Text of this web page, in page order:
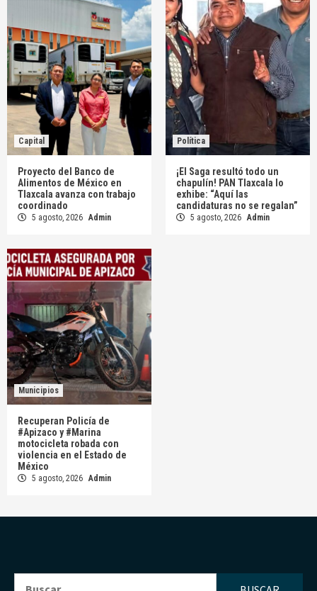
Capital
Proyecto del Banco de
Alimentos de México en
Tlaxcala avanza con trabajo
coordinado
5 agosto, 2026 Admin
Política
¡El Saga resultó todo un
chapulín! PAN Tlaxcala lo
exhibe: “Aquí las
candidaturas no se regalan”
5 agosto, 2026 Admin
Municipios
Recuperan Policía de
#Apizaco y #Marina
motocicleta robada con
violencia en el Estado de
México
5 agosto, 2026 Admin